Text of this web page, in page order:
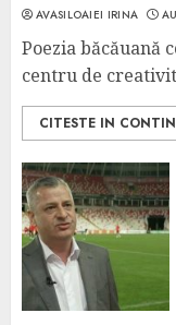
AVASILOAIEI IRINA
Poezia băcăuană
centru de
CITESTE IN